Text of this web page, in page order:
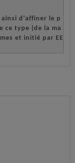
d'affiner le p
ce type (de la ma
et initié par EE